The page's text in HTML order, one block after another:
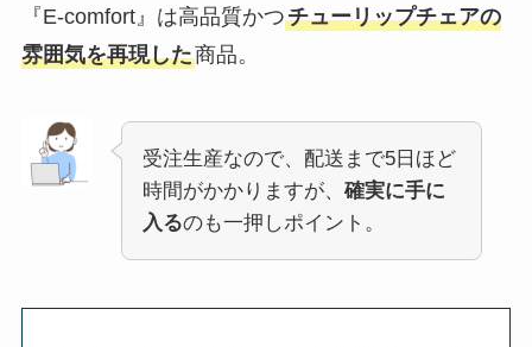
『‎E-comfort』は高品質かつチューリップチェアの
雰囲気を再現した商品。
受注生産なので、配送まで5日ほど
時間がかかりますが、 確実に手に
入るのも一押しポイント。